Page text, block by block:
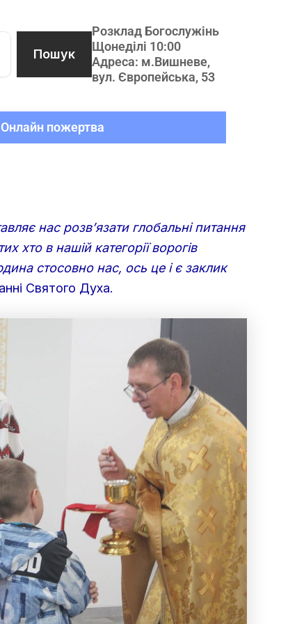
Пошук
Розклад Богослужінь
Щонеділі 10:00
Адреса: м.Вишневе,
вул. Європейська, 53
Онлайн пожертва
нас розв’язати глобальні питання
хто в нашій категорії ворогів
стосовно нас, ось це і є заклик
Святого Духа.